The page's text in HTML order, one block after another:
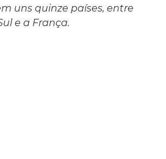
uns quinze países, entre
e a França.